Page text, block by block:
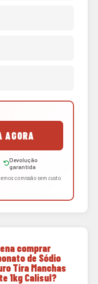
AGORA
Devolução
garantida
comissão sem custo
comprar
de Sódio
Tira Manchas
1kg Calisul?